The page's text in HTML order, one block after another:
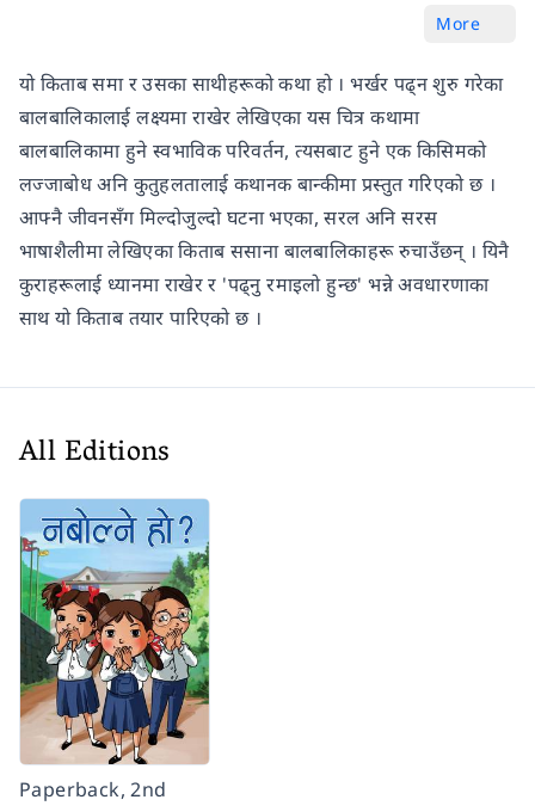
More
यो किताब समा र उसका साथीहरूको कथा हो । भर्खर पढ्न शुरु गरेका
बालबालिकालाई लक्ष्यमा राखेर लेखिएका यस चित्र कथामा
बालबालिकामा हुने स्वभाविक परिवर्तन, त्यसबाट हुने एक किसिमको
लज्जाबोध अनि कुतुहलतालाई कथानक बान्कीमा प्रस्तुत गरिएको छ ।
आफ्नै जीवनसँग मिल्दोजुल्दो घटना भएका, सरल अनि सरस
भाषाशैलीमा लेखिएका किताब ससाना बालबालिकाहरू रुचाउँछन् । यिनै
कुराहरूलाई ध्यानमा राखेर र 'पढ्नु रमाइलो हुन्छ' भन्ने अवधारणाका
साथ यो किताब तयार पारिएको छ ।
All Editions
Paperback, 2nd